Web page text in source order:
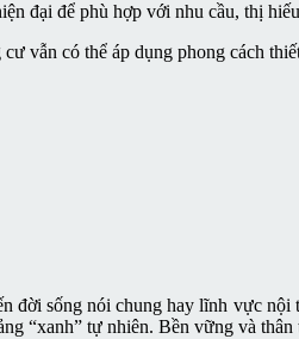
đại để phù hợp với nhu cầu, thị
vẫn có thể áp dụng phong cách
đời sống nói chung hay lĩnh vực
“xanh” tự nhiên. Bền vững và